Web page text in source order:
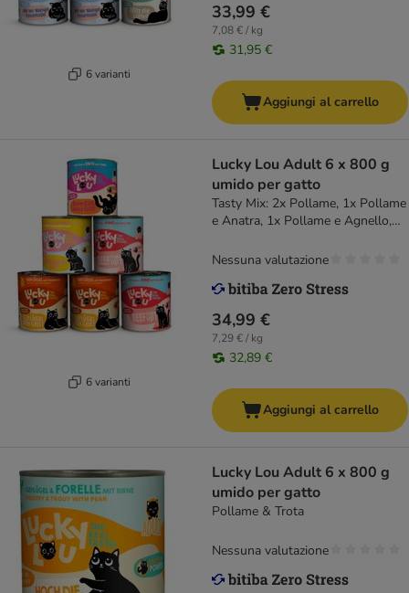
6 varianti
33,99 €
7,08 € / kg
31,95 €
Aggiungi al carrello
6 varianti
Lucky Lou Adult 6 x 800 g
umido per gatto
Tasty Mix: 2x Pollame, 1x Pollame
e Anatra, 1x Pollame e Agnello,
34,99 €
7,29 € / kg
32,89 €
Nessuna valutazione
Aggiungi al carrello
Lucky Lou Adult 6 x 800 g
umido per gatto
Pollame & Trota
Nessuna valutazione